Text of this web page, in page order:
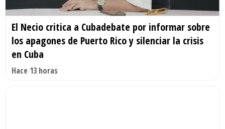
El Necio critica a Cubadebate por informar sobre
los apagones de Puerto Rico y silenciar la crisis
en Cuba
Hace 13 horas